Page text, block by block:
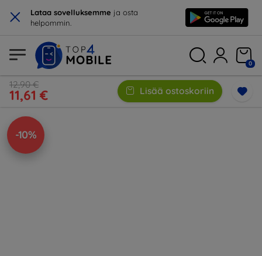
× Lataa sovelluksemme ja osta
helpommin.
0
12,90 €
11,61 € Lisää ostoskoriin
-10%